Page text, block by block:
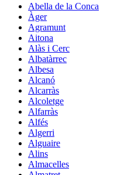
Abella de la Conca
Àger
Agramunt
Aitona
Alàs i Cerc
Albatàrrec
Albesa
Alcanó
Alcarràs
Alcoletge
Alfarràs
Alfés
Algerri
Alguaire
Alins
Almacelles